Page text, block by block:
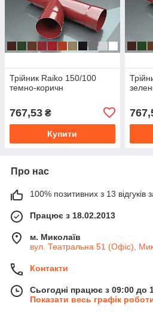
Трійник Raiko 150/100
темно-коричн
767,53 ₴
Купити
Про нас
100% позитивних з 13 відгуків
Працює з 18.02.2013
м. Миколаїв
вул. Театральна 51 (Офіс),
Контакти
Сьогодні працює з 09:00 до
Показати весь графік